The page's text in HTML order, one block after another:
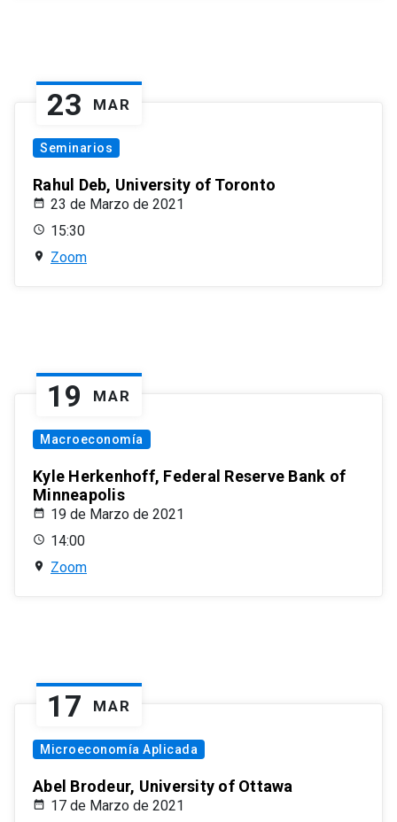
23 MAR
Seminarios
Rahul Deb, University of Toronto
23 de Marzo de 2021
15:30
Zoom
19 MAR
Macroeconomía
Kyle Herkenhoff, Federal Reserve Bank of
Minneapolis
19 de Marzo de 2021
14:00
Zoom
17 MAR
Microeconomía Aplicada
Abel Brodeur, University of Ottawa
17 de Marzo de 2021